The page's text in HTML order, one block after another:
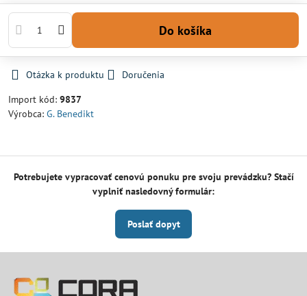
Do košíka
Otázka k produktu
Doručenia
Import kód: 9837
Výrobca: G. Benedikt
Potrebujete vypracovať cenovú ponuku pre svoju prevádzku? Stačí
vyplniť nasledovný formulár:
Poslať dopyt